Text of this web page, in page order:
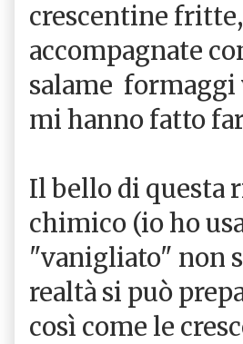
crescentine
accompagnate
salame formaggi
mi hanno fatto
Il bello di questa
chimico (io ho
"vanigliato" non
realtà si può
così come le